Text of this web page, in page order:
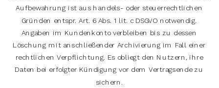
Aufbewahrung ist aus handels- oder steuerrechtlichen
Gründen entspr. Art. 6 Abs. 1 lit. c DSGVO notwendig.
Angaben im Kundenkonto verbleiben bis zu dessen
Löschung mit anschließender Archivierung im Fall einer
rechtlichen Verpflichtung. Es obliegt den Nutzern, ihre
Daten bei erfolgter Kündigung vor dem Vertragsende zu
sichern.